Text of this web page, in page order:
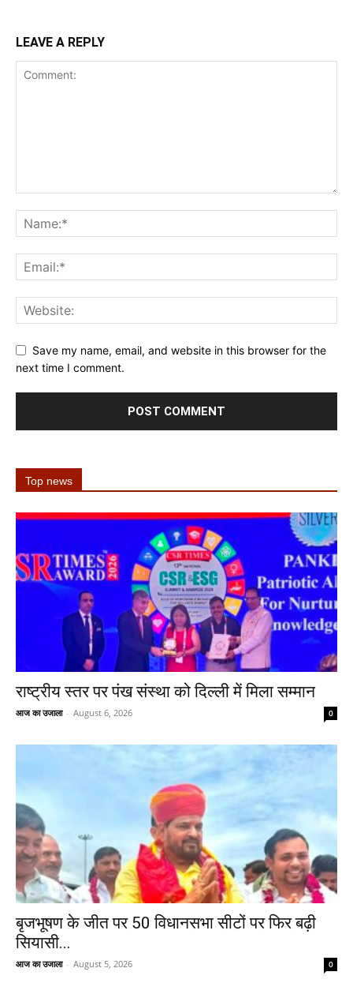
LEAVE A REPLY
Save my name, email, and website in this browser for the
next time I comment.
Top news
राष्ट्रीय स्तर पर पंख संस्था को दिल्ली में मिला सम्मान
आज का उजाला - August 6, 2026 0
बृजभूषण के जीत पर 50 विधानसभा सीटों पर फिर बढ़ी
सियासी...
आज का उजाला - August 5, 2026 0